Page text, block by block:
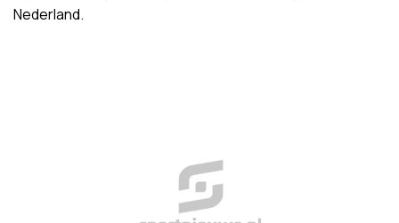
Nederland.